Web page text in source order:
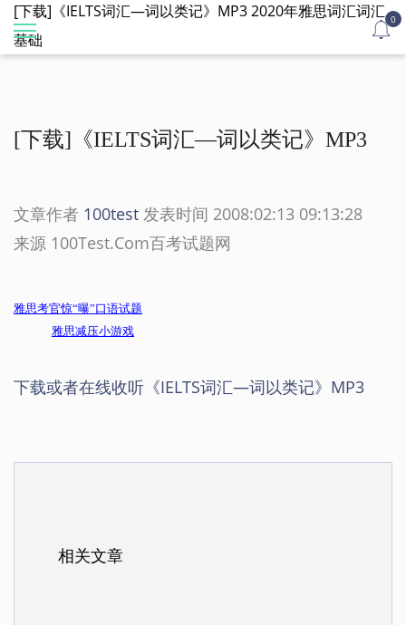
[下载]《IELTS词汇—词以类记》MP3 2020年雅思词汇词汇
基础
0
[下载]《IELTS词汇—词以类记》MP3
文章作者 100test 发表时间 2008:02:13 09:13:28
来源 100Test.Com百考试题网
雅思考官惊“曝”口语试题
雅思减压小游戏
下载或者在线收听《IELTS词汇—词以类记》MP3
相关文章